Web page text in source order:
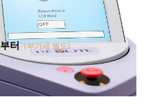
부터 (부가세 별도)